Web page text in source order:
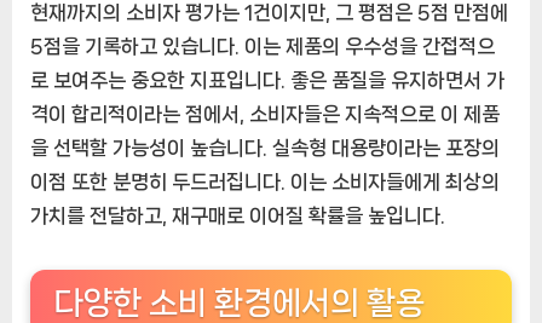
현재까지의 소비자 평가는 1건이지만, 그 평점은 5점 만점에
5점을 기록하고 있습니다. 이는 제품의 우수성을 간접적으
로 보여주는 중요한 지표입니다. 좋은 품질을 유지하면서 가
격이 합리적이라는 점에서, 소비자들은 지속적으로 이 제품
을 선택할 가능성이 높습니다. 실속형 대용량이라는 포장의
이점 또한 분명히 두드러집니다. 이는 소비자들에게 최상의
가치를 전달하고, 재구매로 이어질 확률을 높입니다.
다양한 소비 환경에서의 활용